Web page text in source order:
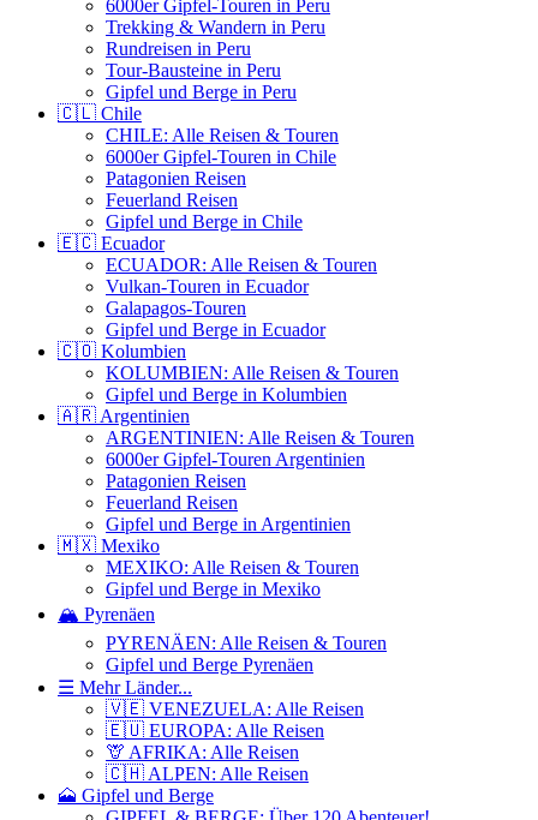
6000er Gipfel-Touren in Peru
Trekking & Wandern in Peru
Rundreisen in Peru
Tour-Bausteine in Peru
Gipfel und Berge in Peru
🇨🇱 Chile
CHILE: Alle Reisen & Touren
6000er Gipfel-Touren in Chile
Patagonien Reisen
Feuerland Reisen
Gipfel und Berge in Chile
🇪🇨 Ecuador
ECUADOR: Alle Reisen & Touren
Vulkan-Touren in Ecuador
Galapagos-Touren
Gipfel und Berge in Ecuador
🇨🇴 Kolumbien
KOLUMBIEN: Alle Reisen & Touren
Gipfel und Berge in Kolumbien
🇦🇷 Argentinien
ARGENTINIEN: Alle Reisen & Touren
6000er Gipfel-Touren Argentinien
Patagonien Reisen
Feuerland Reisen
Gipfel und Berge in Argentinien
🇲🇽 Mexiko
MEXIKO: Alle Reisen & Touren
Gipfel und Berge in Mexiko
🏔️ Pyrenäen
PYRENÄEN: Alle Reisen & Touren
Gipfel und Berge Pyrenäen
☰ Mehr Länder...
🇻🇪 VENEZUELA: Alle Reisen
🇪🇺 EUROPA: Alle Reisen
🦒 AFRIKA: Alle Reisen
🇨🇭 ALPEN: Alle Reisen
🗻 Gipfel und Berge